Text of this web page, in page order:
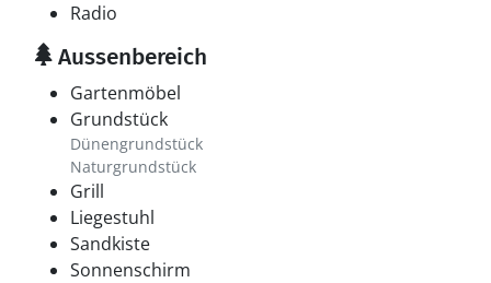
Radio
Aussenbereich
Gartenmöbel
Grundstück
Dünengrundstück
Naturgrundstück
Grill
Liegestuhl
Sandkiste
Sonnenschirm